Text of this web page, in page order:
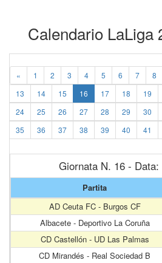
Calendario LaLiga
« 1 2 3 4 5 6 7 8
13
14 15 16 17 18 19
24
25 26 27 28 29 30
35
36 37 38 39 40 41
Giornata N. 16 - Data:
Partita
AD Ceuta FC - Burgos CF
Albacete - Deportivo La Coruña
CD Castellón - UD Las Palmas
CD Mirandés - Real Sociedad B